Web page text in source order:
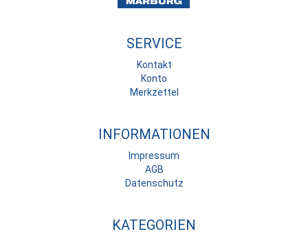
SERVICE
Kontakt
Konto
Merkzettel
INFORMATIONEN
Impressum
AGB
Datenschutz
KATEGORIEN